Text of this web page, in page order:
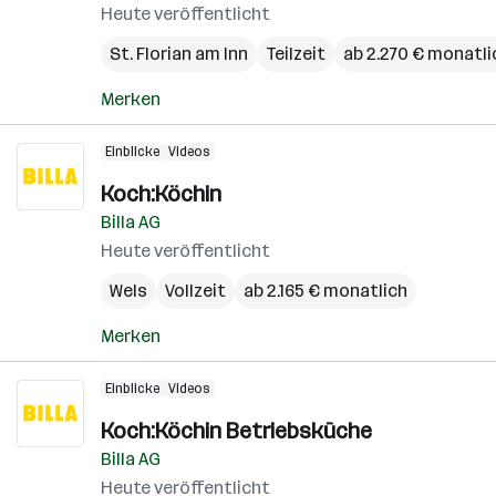
Heute veröffentlicht
St. Florian am Inn
Teilzeit ab 2.270 €
Merken
Einblicke Videos
Koch:Köchin
Billa AG
Heute veröffentlicht
Wels
Vollzeit ab 2.165 € monatlich
Merken
Einblicke Videos
Koch:Köchin Betriebsküche
Billa AG
Heute veröffentlicht